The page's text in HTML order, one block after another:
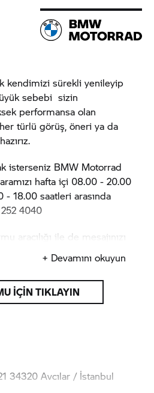
kendimizi sürekli yenileyip
sebebi sizin
performansa olan
türlü görüş, öneri ya da
isterseniz BMW Motorrad
hafta içi 08.00 - 20.00
18.00 saatleri arasında
4040
aracılığı ile de mesajınızı
+ Devamını okuyun
İÇİN TIKLAYIN
34320 Avcılar / İstanbul